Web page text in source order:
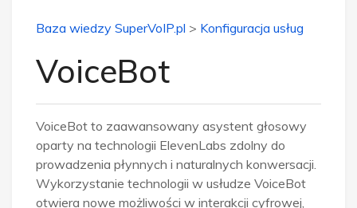
Baza wiedzy SuperVoIP.pl > Konfiguracja usług
VoiceBot
VoiceBot to zaawansowany asystent głosowy
oparty na technologii ElevenLabs zdolny do
prowadzenia płynnych i naturalnych konwersacji.
Wykorzystanie technologii w usłudze VoiceBot
otwiera nowe możliwości w interakcji cyfrowej,